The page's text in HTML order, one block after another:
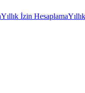
Yıllık İzin Hesaplama